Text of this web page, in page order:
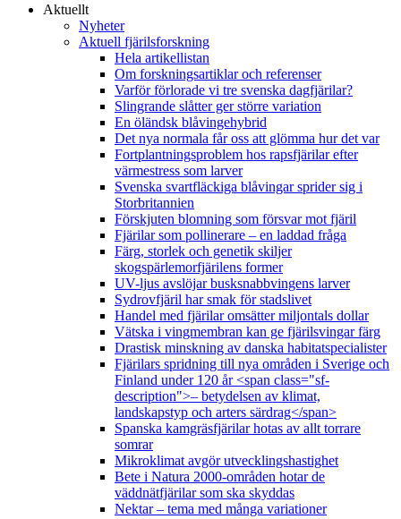
Aktuellt
Nyheter
Aktuell fjärilsforskning
Hela artikellistan
Om forskningsartiklar och referenser
Varför förlorade vi tre svenska dagfjärilar?
Slingrande slåtter ger större variation
En öländsk blåvingehybrid
Det nya normala får oss att glömma hur det var
Fortplantningsproblem hos rapsfjärilar efter
värmestress som larver
Svenska svartfläckiga blåvingar sprider sig i
Storbritannien
Förskjuten blomning som försvar mot fjäril
Fjärilar som pollinerare – en laddad fråga
Färg, storlek och genetik skiljer
skogspärlemorfjärilens former
UV-ljus avslöjar busksnabbvingens larver
Sydrovfjäril har smak för stadslivet
Handel med fjärilar omsätter miljontals dollar
Vätska i vingmembran kan ge fjärilsvingar färg
Drastisk minskning av danska habitatspecialister
Fjärilars spridning till nya områden i Sverige och
Finland under 120 år <span class="sf-
description">– betydelsen av klimat,
landskapstyp och arters särdrag</span>
Spanska kamgräsfjärilar hotas av allt torrare
somrar
Mikroklimat avgör utvecklingshastighet
Bete i Natura 2000-områden hotar de
väddnätfjärilar som ska skyddas
Nektar – tema med många variationer